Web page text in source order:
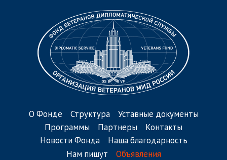
О Фонде Структура
Уставные документы
Программы
Партнеры
Контакты
Новости Фонда
Наша благодарность
Нам пишут
Объявления